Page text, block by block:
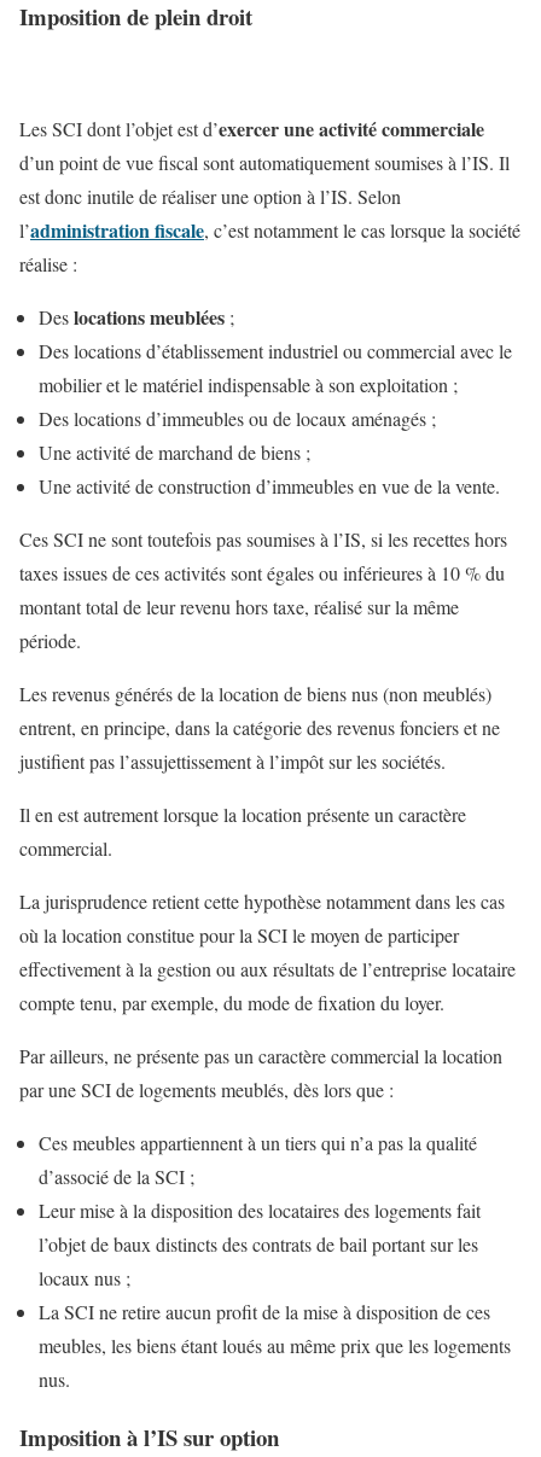
Imposition de plein droit
Les SCI dont l’objet est d’exercer une activité commerciale
d’un point de vue fiscal sont automatiquement soumises à l’IS. Il
est donc inutile de réaliser une option à l’IS. Selon
l’administration fiscale, c’est notamment le cas lorsque la société
réalise :
Deslocations meublées ;
Des locations d’établissement industriel ou commercial avec le
mobilier et le matériel indispensable à son exploitation ;
Des locations d’immeubles ou de locaux aménagés ;
Une activité de marchand de biens ;
Une activité de construction d’immeubles en vue de la vente.
Ces SCI ne sont toutefois pas soumises à l’IS, si les recettes hors
taxes issues de ces activités sont égales ou inférieures à 10 % du
montant total de leur revenu hors taxe, réalisé sur la même
période.
Les revenus générés de la location de biens nus (non meublés)
entrent, en principe, dans la catégorie des revenus fonciers et ne
justifient pas l’assujettissement à l’impôt sur les sociétés.
Il en est autrement lorsque la location présente un caractère
commercial.
La jurisprudence retient cette hypothèse notamment dans les cas
où la location constitue pour la SCI le moyen de participer
effectivement à la gestion ou aux résultats de l’entreprise locataire
compte tenu, par exemple, du mode de fixation du loyer.
Par ailleurs, ne présente pas un caractère commercial la location
par une SCI de logements meublés, dès lors que :
Ces meubles appartiennent à un tiers qui n’a pas la qualité
d’associé de la SCI ;
Leur mise à la disposition des locataires des logements fait
l’objet de baux distincts des contrats de bail portant sur les
locaux nus ;
La SCI ne retire aucun profit de la mise à disposition de ces
meubles, les biens étant loués au même prix que les logements
nus.
Imposition à l’IS sur option